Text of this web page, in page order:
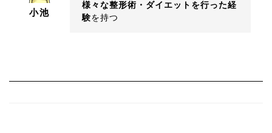
小池
様々な整形術・ダイエットを行った経
験を持つ